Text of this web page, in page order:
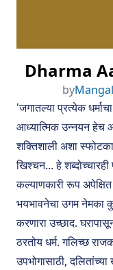
Dharma
by
'जगातल्या प्रत्येक
आध्यात्मिक उन्नयन हेच
शक्तिशाली अशा
खिश्चन... हे
कल्याणकारी रूप
भयभावनेचा उगम नेमका
करणारा उच्छाद.
ठरतोय धर्म. गलिच्छ
उपभोगासाठी,